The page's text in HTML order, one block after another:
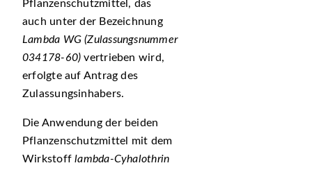
Pflanzenschutzmittel, das
auch unter der Bezeichnung
Lambda WG (Zulassungsnummer
034178-60) vertrieben wird,
erfolgte auf Antrag des
Zulassungsinhabers.
Die Anwendung der beiden
Pflanzenschutzmittel mit dem
Wirkstofflambda-Cyhalothrin